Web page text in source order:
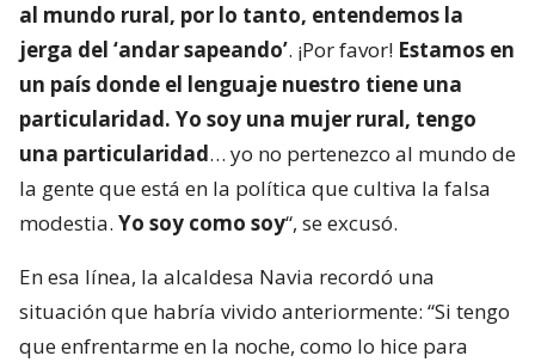
al mundo rural, por lo tanto, entendemos la
jerga del ‘andar sapeando’. ¡Por favor! Estamos en
un país donde el lenguaje nuestro tiene una
particularidad. Yo soy una mujer rural, tengo
una particularidad… yo no pertenezco al mundo de
la gente que está en la política que cultiva la falsa
modestia. Yo soy como soy“, se excusó.
En esa línea, la alcaldesa Navia recordó una
situación que habría vivido anteriormente: “Si tengo
que enfrentarme en la noche, como lo hice para